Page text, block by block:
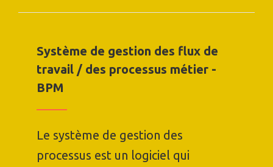
Système de gestion des flux de
travail / des processus métier -
BPM
Le système de gestion des
processus est un logiciel qui